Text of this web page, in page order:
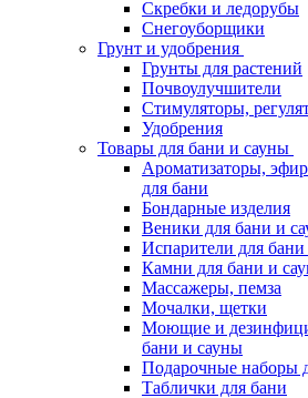
Скребки и ледорубы
Снегоуборщики
Грунт и удобрения
Грунты для растений
Почвоулучшители
Стимуляторы,
Удобрения
Товары для бани и сауны
Ароматизаторы,
для бани
Бондарные изделия
Веники для бани и
Испарители для
Камни для бани и
Массажеры, пемза
Мочалки, щетки
Моющие и
бани и сауны
Подарочные наборы
Таблички для бани